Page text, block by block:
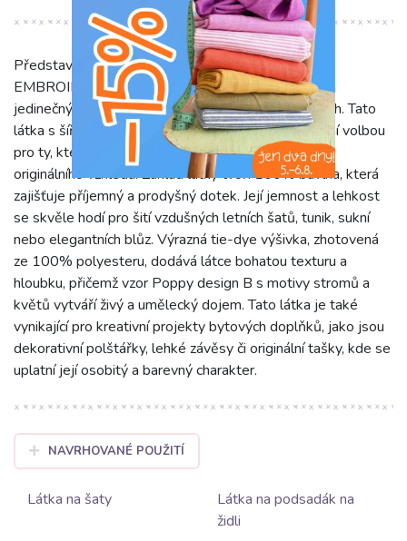
Představujeme exkluzivní bavlněnou látku TIE DYE
EMBROIDERY Poppy design B, která okouzlí svým
jedinečným vzorem stromů a květů v sytých barvách. Tato
látka s šířkou 130 cm a gramáží 150 g/m2 je ideální volbou
pro ty, kteří hledají kombinaci přírodního komfortu a
originálního vzhledu. Základ látky tvoří 100% bavlna, která
zajišťuje příjemný a prodyšný dotek. Její jemnost a lehkost
se skvěle hodí pro šití vzdušných letních šatů, tunik, sukní
nebo elegantních blůz. Výrazná tie-dye výšivka, zhotovená
ze 100% polyesteru, dodává látce bohatou texturu a
hloubku, přičemž vzor Poppy design B s motivy stromů a
květů vytváří živý a umělecký dojem. Tato látka je také
vynikající pro kreativní projekty bytových doplňků, jako jsou
dekorativní polštářky, lehké závěsy či originální tašky, kde se
uplatní její osobitý a barevný charakter.
NAVRHOVANÉ POUŽITÍ
Látka na šaty
Látka na podsadák na
židli